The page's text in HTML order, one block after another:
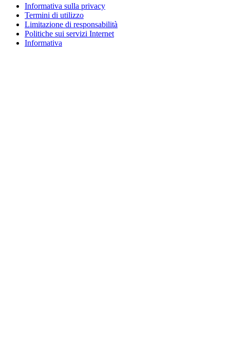
Informativa sulla privacy
Termini di utilizzo
Limitazione di responsabilità
Politiche sui servizi Internet
Informativa